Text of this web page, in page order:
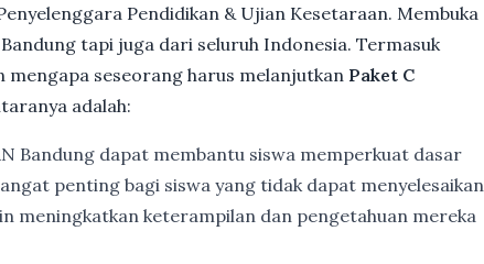
Pendidikan & Ujian Kesetaraan. Membuka
tapi juga dari seluruh Indonesia. Termasuk
mengapa seseorang harus melanjutkan Paket C
adalah:
Bandung dapat membantu siswa memperkuat dasar
penting bagi siswa yang tidak dapat menyelesaikan
meningkatkan keterampilan dan pengetahuan mereka